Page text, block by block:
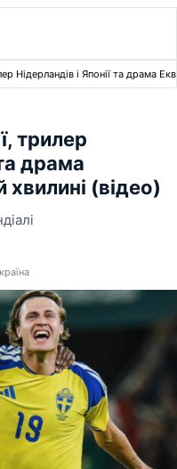
Нідерландів і Японії та драма
трилер
драма
хвилині (відео)